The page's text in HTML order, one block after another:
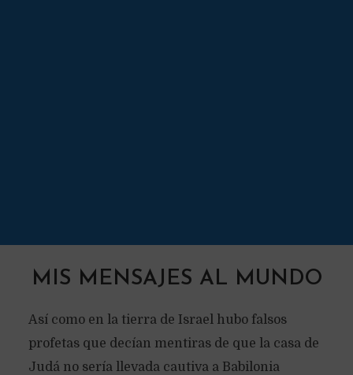
MIS MENSAJES AL MUNDO
Así como en la tierra de Israel hubo falsos
profetas que decían mentiras de que la casa de
Judá no sería llevada cautiva a Babilonia